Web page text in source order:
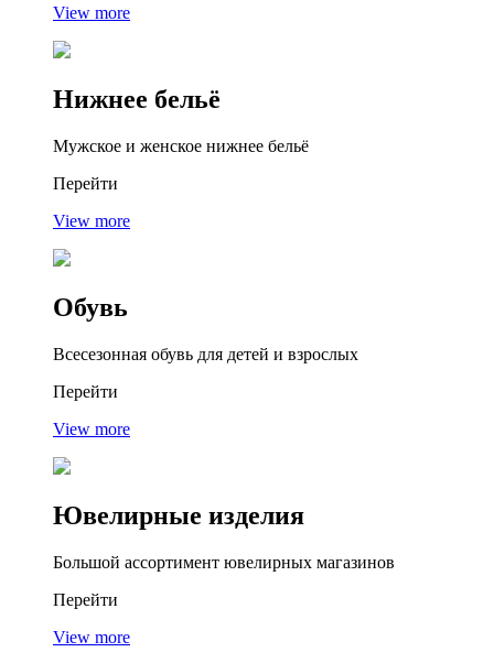
View more
Нижнее бельё
Мужское и женское нижнее бельё
Перейти
View more
Обувь
Всесезонная обувь для детей и взрослых
Перейти
View more
Ювелирные изделия
Большой ассортимент ювелирных магазинов
Перейти
View more